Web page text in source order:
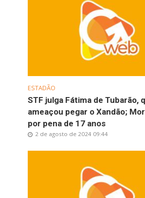
ESTADÃO
STF julga Fátima de Tubarão,
ameaçou pegar o Xandão;
por pena de 17 anos
2 de agosto de 2024 09:44